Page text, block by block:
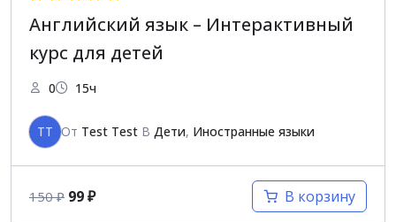
Английский язык – Интерактивный
курс для детей
0 15ч
TT От Test Test В Дети, Иностранные языки
150₽ 99₽ В корзину